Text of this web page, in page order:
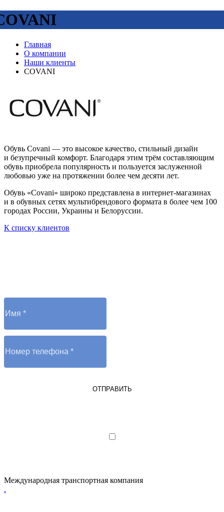
Главная
О компании
Наши клиенты
COVANI
Обувь Covani — это высокое качество, стильный дизайн
и безупречный комфорт. Благодаря этим трём составляющим
обувь приобрела популярность и пользуется заслуженной
любовью уже на протяжении более чем десяти лет.
Обувь «Covani» широко представлена в интернет-магазинах
и в обувных сетях мультибрендового формата в более чем 100
городах России, Украины и Белоруссии.
К списку клиентов
ОТПРАВИТЬ
Международная транспортная компания
.